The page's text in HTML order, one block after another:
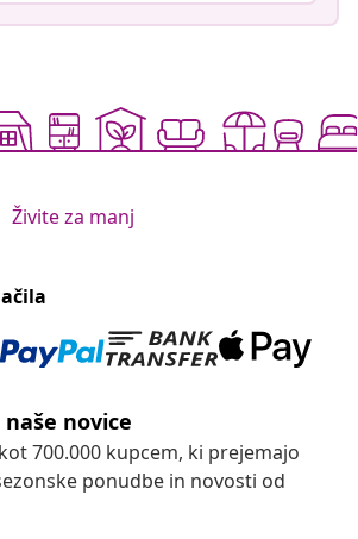
Živite za manj
novice
700.000 kupcem, ki prejemajo
ponudbe in novosti od